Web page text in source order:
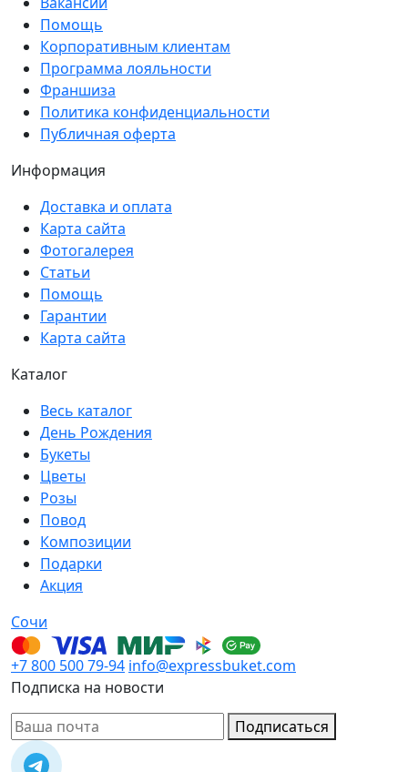
Помощь
Корпоративным клиентам
Программа лояльности
Франшиза
Политика конфиденциальности
Публичная оферта
Информация
Доставка и оплата
Карта сайта
Фотогалерея
Статьи
Помощь
Гарантии
Карта сайта
Каталог
Весь каталог
День Рождения
Букеты
Цветы
Розы
Повод
Композиции
Подарки
Акция
Сочи
+7 800 500 79-94 info@expressbuket.com
Подписка на новости
Подписаться